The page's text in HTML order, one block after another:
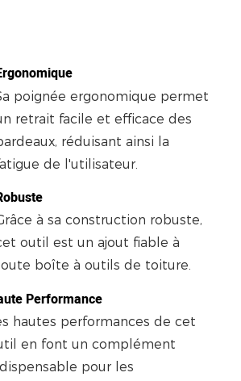
poignée ergonomique permet
retrait facile et efficace des
réduisant ainsi la
de l'utilisateur.
à sa construction robuste,
outil est un ajout fiable à
boîte à outils de toiture.
Performance
hautes performances de cet
en font un complément
pour les